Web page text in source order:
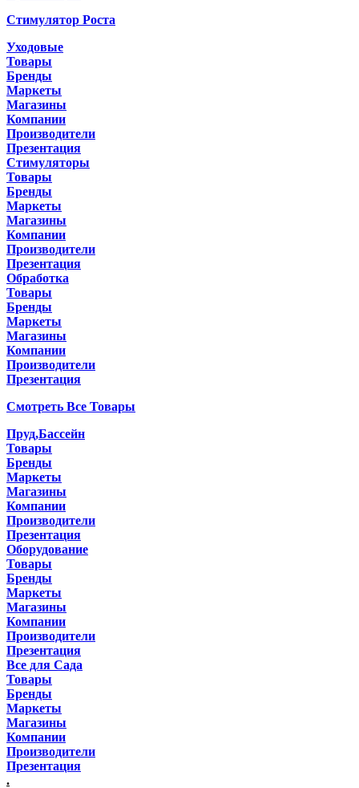
Стимулятор Роста
Уходовые
Товары
Бренды
Маркеты
Магазины
Компании
Производители
Презентация
Стимуляторы
Товары
Бренды
Маркеты
Магазины
Компании
Производители
Презентация
Обработка
Товары
Бренды
Маркеты
Магазины
Компании
Производители
Презентация
Смотреть Все Товары
Пруд,Бассейн
Товары
Бренды
Маркеты
Магазины
Компании
Производители
Презентация
Оборудование
Товары
Бренды
Маркеты
Магазины
Компании
Производители
Презентация
Все для Сада
Товары
Бренды
Маркеты
Магазины
Компании
Производители
Презентация
.